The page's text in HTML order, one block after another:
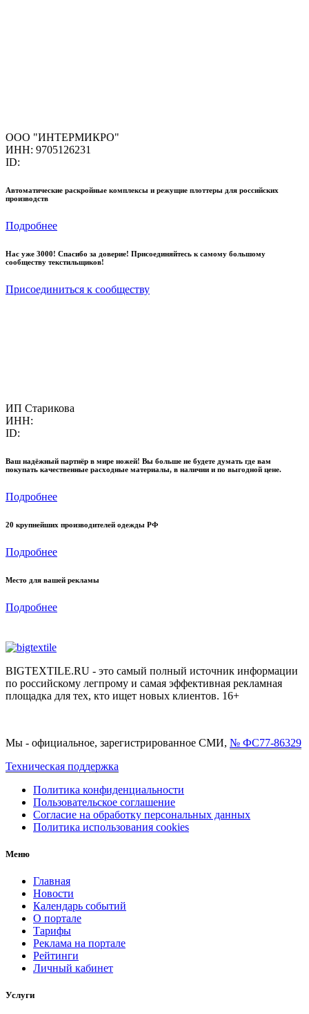
ООО "ИНТЕРМИКРО"
ИНН: 9705126231
ID:
Автоматические раскройные комплексы и режущие плоттеры для российских
производств
Подробнее
Нас уже 3000! Спасибо за доверие! Присоединяйтесь к самому большому
сообществу текстильщиков!
Присоединиться к сообществу
ИП Старикова
ИНН:
ID:
Ваш надёжный партнёр в мире ножей! Вы больше не будете думать где вам
покупать качественные расходные материалы, в наличии и по выгодной цене.
Подробнее
20 крупнейших производителей одежды РФ
Подробнее
Место для вашей рекламы
Подробнее
BIGTEXTILE.RU - это самый полный источник информации
по российскому легпрому и самая эффективная рекламная
площадка для тех, кто ищет новых клиентов. 16+
Мы - официальное, зарегистрированное СМИ, № ФС77-86329
Техническая поддержка
Политика конфиденциальности
Пользовательское соглашение
Согласие на обработку персональных данных
Политика использования cookies
Меню
Главная
Новости
Календарь событий
О портале
Тарифы
Реклама на портале
Рейтинги
Личный кабинет
Услуги